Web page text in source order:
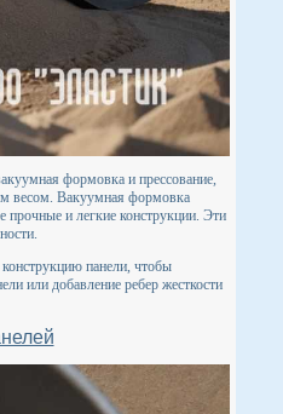
формовка и прессование,
весом. Вакуумная формовка
прочные и легкие конструкции. Эти
конструкцию панели, чтобы
или добавление ребер жесткости